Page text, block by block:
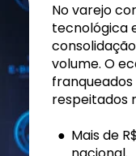
No varejo
tecnológica
volume. O
respeitados
Mais de